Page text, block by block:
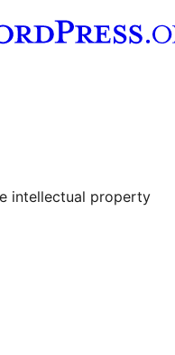
account
intellectual property